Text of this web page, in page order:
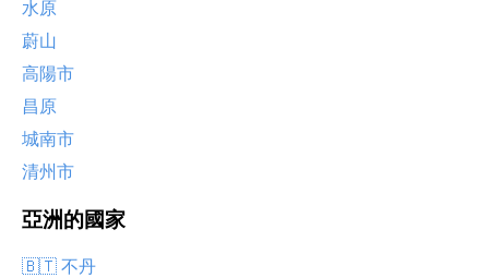
水原
蔚山
高陽市
昌原
城南市
清州市
亞洲的國家
🇧🇹 不丹